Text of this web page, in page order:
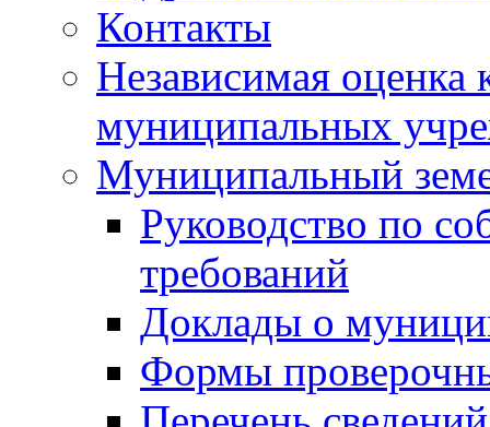
Контакты
Независимая оценка
муниципальных
Муниципальный
Руководство по
требований
Доклады о
Формы